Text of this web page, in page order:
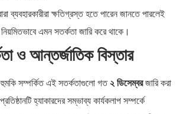
ব্যবহারকারীরা ক্ষতিগ্রস্ত হতে পারেন জানতে পারলেই
এমন সতর্কতা জারি করে থাকে।
ও আন্তর্জাতিক বিস্তার
হুমকি সম্পর্কিত এই সতর্কতাগুলো গত২ ডিসেম্বরজারি করা
হ্যাকারদের সম্ভাব্য কার্যকলাপ সম্পর্কে